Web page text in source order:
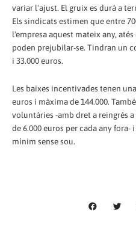
variar l'ajust. El gruix es durà a
Els sindicats estimen que entre
l'empresa aquest mateix any,
poden prejubilar-se. Tindran un
i 33.000 euros.
Les baixes incentivades tenen
euros i màxima de 144.000.
voluntàries -amb dret a reingrés
de 6.000 euros per cada any
mínim sense sou.